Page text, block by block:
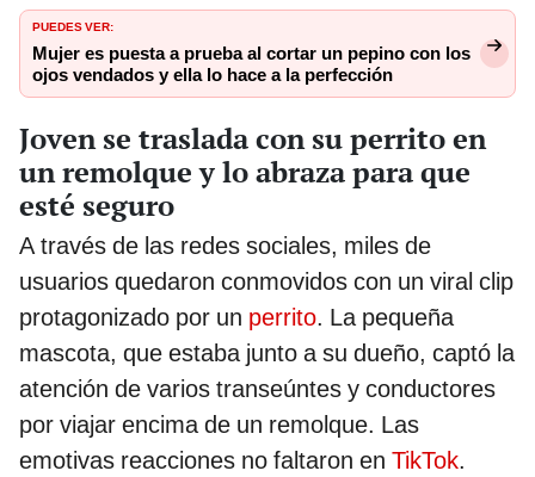
PUEDES VER:
Mujer es puesta a prueba al cortar un pepino con los
ojos vendados y ella lo hace a la perfección
Joven se traslada con su perrito en
un remolque y lo abraza para que
esté seguro
A través de las redes sociales, miles de
usuarios quedaron conmovidos con un viral clip
protagonizado por un perrito. La pequeña
mascota, que estaba junto a su dueño, captó la
atención de varios transeúntes y conductores
por viajar encima de un remolque. Las
emotivas reacciones no faltaron en TikTok.